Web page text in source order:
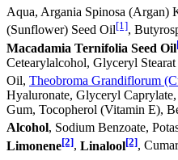
Aqua, Argania Spinosa (Argan)
(Sunflower) Seed Oil[1],
Macadamia Ternifolia Seed Oil
Cetearylalcohol, Glyceryl
Oil, Theobroma Grandiflorum
Hyaluronate, Glyceryl
Gum, Tocopherol (Vitamin E),
Alcohol, Sodium Benzoate,
Limonene[2], Linalool[2],